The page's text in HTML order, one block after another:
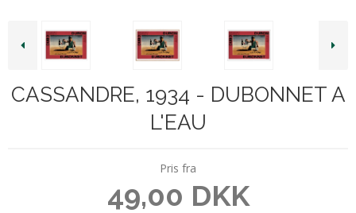
CASSANDRE, 1934 - DUBONNET A
L'EAU
Pris fra
49,00 DKK